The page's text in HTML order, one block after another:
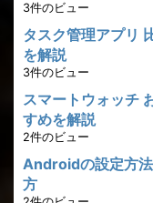
3件のビュー
タスク管理アプリ
を解説
3件のビュー
スマートウォッチ
すめを解説
2件のビュー
Androidの設定方
方